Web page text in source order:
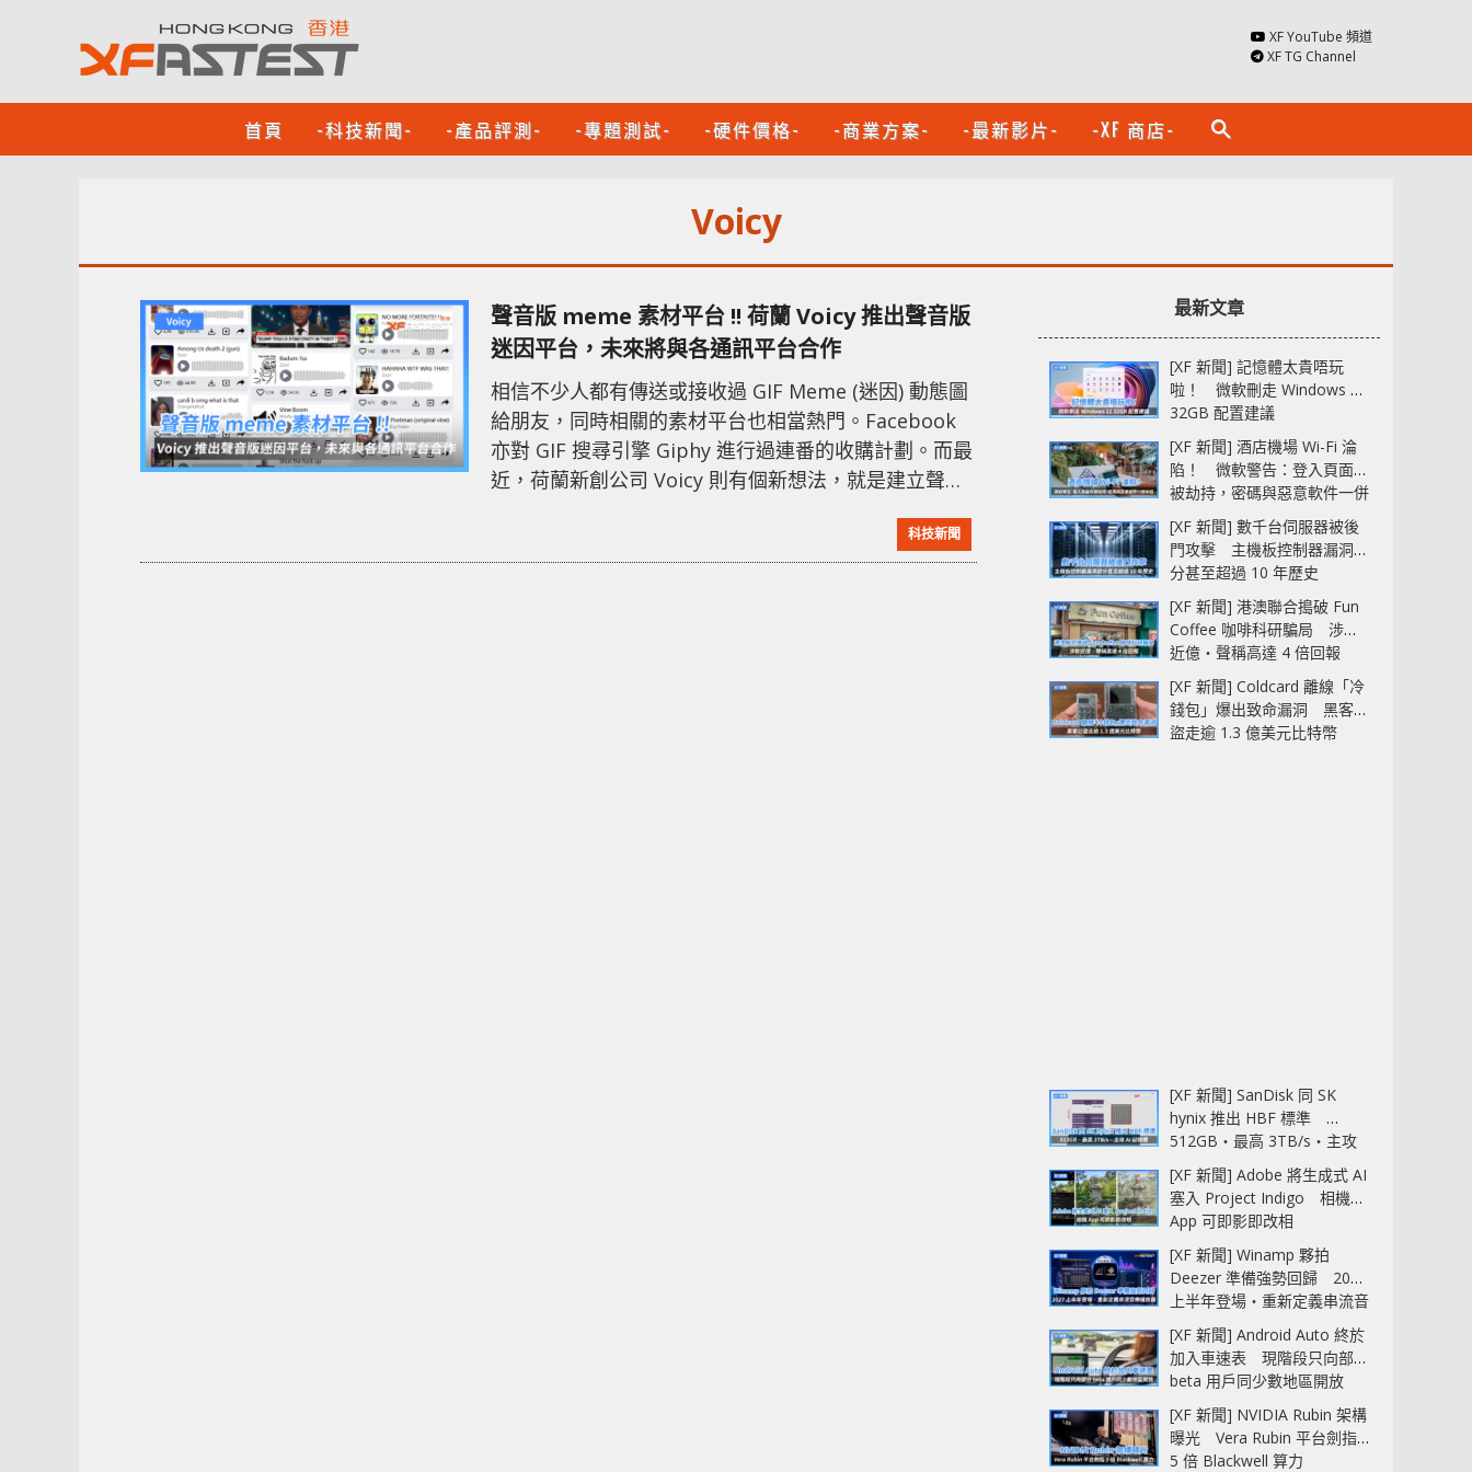
XF YouTube 頻道
XF TG Channel
首頁 -科技新聞- -產品評測- -專題測試- -硬件價格- -商業方案- -最新影片- -XF 商店- search
Voicy
聲音版 meme 素材平台 !! 荷蘭 Voicy 推出聲音版
迷因平台，未來將與各通訊平台合作
相信不少人都有傳送或接收過 GIF Meme (迷因) 動態圖
給朋友，同時相關的素材平台也相當熱門。Facebook
亦對 GIF 搜尋引擎 Giphy 進行過連番的收購計劃。而最
近，荷蘭新創公司 Voicy 則有個新想法，就是建立聲音
大概指 00 後) 及 Alpha 世代為主，每月活躍用戶增長數
字高達 110 萬人次，並獲得 Global Founders Capital
科技新聞
最新文章
[XF 新聞] 記憶體太貴唔玩
啦！ 微軟刪走 Windows 11
32GB 配置建議
[XF 新聞] 酒店機場 Wi-Fi 淪
陷！ 微軟警告：登入頁面可
被劫持，密碼與惡意軟件一併
中招
[XF 新聞] 數千台伺服器被後
門攻擊 主機板控制器漏洞部
分甚至超過 10 年歷史
[XF 新聞] 港澳聯合搗破 Fun
Coffee 咖啡科研騙局 涉款
近億‧聲稱高達 4 倍回報
[XF 新聞] Coldcard 離線「冷
錢包」爆出致命漏洞 黑客已
盜走逾 1.3 億美元比特幣
[XF 新聞] SanDisk 同 SK
hynix 推出 HBF 標準
512GB‧最高 3TB/s‧主攻
AI 記憶體
[XF 新聞] Adobe 將生成式 AI
塞入 Project Indigo 相機
App 可即影即改相
[XF 新聞] Winamp 夥拍
Deezer 準備強勢回歸 2027
上半年登場‧重新定義串流音
樂播放器
[XF 新聞] Android Auto 終於
加入車速表 現階段只向部分
beta 用戶同少數地區開放
[XF 新聞] NVIDIA Rubin 架構
曝光 Vera Rubin 平台劍指
5 倍 Blackwell 算力